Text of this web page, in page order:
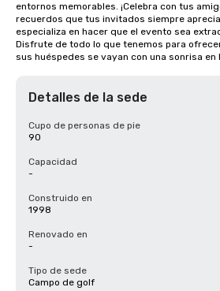
entornos memorables. ¡Celebra con tus
recuerdos que tus invitados siempre
especializa en hacer que el evento sea
Disfrute de todo lo que tenemos para
sus huéspedes se vayan con una sonrisa en
Detalles de la sede
Cupo de personas de pie
90
Capacidad
-
Construido en
1998
Renovado en
-
Tipo de sede
Campo de golf